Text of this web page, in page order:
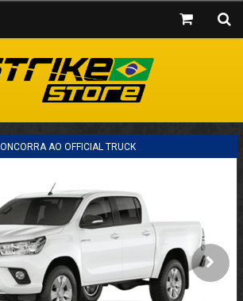
AO OFFICIAL TRUCK